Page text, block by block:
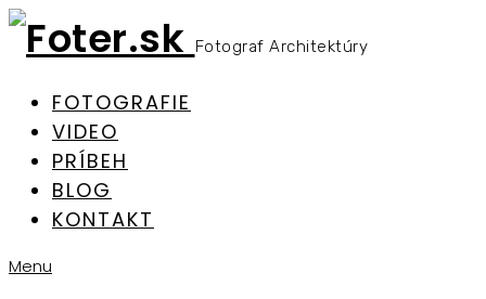
Fotograf Architektúry
FOTOGRAFIE
VIDEO
PRÍBEH
BLOG
KONTAKT
Menu